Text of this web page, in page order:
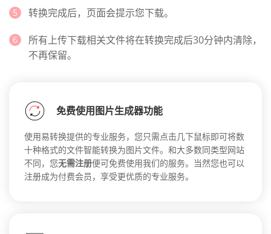
转换完成后，页面会提示您下载。
所有上传下载相关文件将在转换完成后30分钟内清除，
不再保留。
免费使用图片生成器功能
使用易转换提供的专业服务，您只需点击几下鼠标即可将数
十种格式的文件智能转换为图片文件。和大多数同类型网站
不同，您无需注册便可免费使用我们的服务。当然您也可以
注册成为付费会员，享受更优质的专业服务。